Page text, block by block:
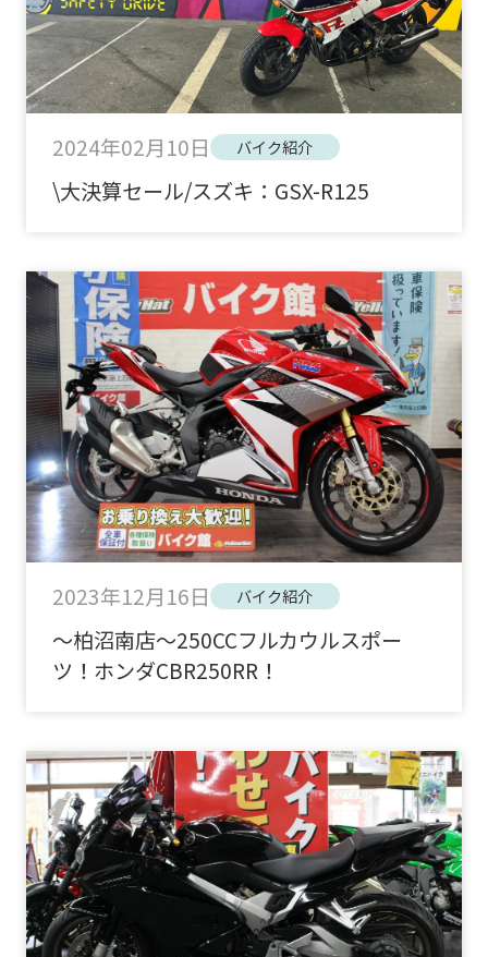
2024年02月10日 バイク紹介
\大決算セール/スズキ：GSX-R125
2023年12月16日 バイク紹介
～柏沼南店～250CCフルカウルスポー
ツ！ホンダCBR250RR！